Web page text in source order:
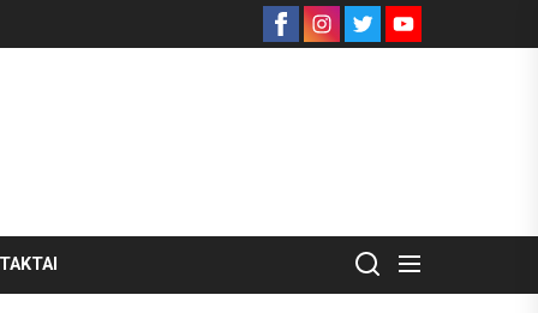
Facebook
InstagramTwitterYoutube